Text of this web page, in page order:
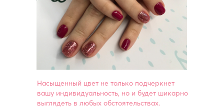
Насыщенный цвет не только подчеркнет
вашу индивидуальность, но и будет шикарно
выглядеть в любых обстоятельствах.